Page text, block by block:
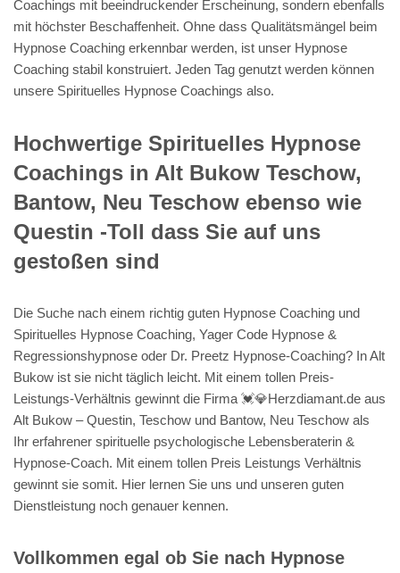
Coachings mit beeindruckender Erscheinung, sondern ebenfalls
mit höchster Beschaffenheit. Ohne dass Qualitätsmängel beim
Hypnose Coaching erkennbar werden, ist unser Hypnose
Coaching stabil konstruiert. Jeden Tag genutzt werden können
unsere Spirituelles Hypnose Coachings also.
Hochwertige Spirituelles Hypnose
Coachings in Alt Bukow Teschow,
Bantow, Neu Teschow ebenso wie
Questin -Toll dass Sie auf uns
gestoßen sind
Die Suche nach einem richtig guten Hypnose Coaching und
Spirituelles Hypnose Coaching, Yager Code Hypnose &
Regressionshypnose oder Dr. Preetz Hypnose-Coaching? In Alt
Bukow ist sie nicht täglich leicht. Mit einem tollen Preis-
Leistungs-Verhältnis gewinnt die Firma 💓️💎Herzdiamant.de aus
Alt Bukow – Questin, Teschow und Bantow, Neu Teschow als
Ihr erfahrener spirituelle psychologische Lebensberaterin &
Hypnose-Coach. Mit einem tollen Preis Leistungs Verhältnis
gewinnt sie somit. Hier lernen Sie uns und unseren guten
Dienstleistung noch genauer kennen.
Vollkommen egal ob Sie nach Hypnose